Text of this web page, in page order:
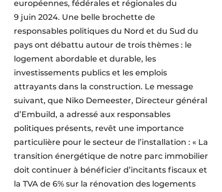
européennes, fédérales et régionales du
9 juin 2024. Une belle brochette de
responsables politiques du Nord et du Sud du
pays ont débattu autour de trois thèmes : le
logement abordable et durable, les
investissements publics et les emplois
attrayants dans la construction. Le message
suivant, que Niko Demeester, Directeur général
d’Embuild, a adressé aux responsables
politiques présents, revêt une importance
particulière pour le secteur de l’installation : « La
transition énergétique de notre parc immobilier
doit continuer à bénéficier d’incitants fiscaux et
la TVA de 6% sur la rénovation des logements